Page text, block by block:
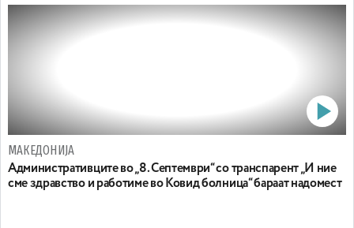
МАКЕДОНИЈА
Административците во „8. Септември“ со транспарент „И ние
сме здравство и работиме во Ковид болница“ бараат надомест